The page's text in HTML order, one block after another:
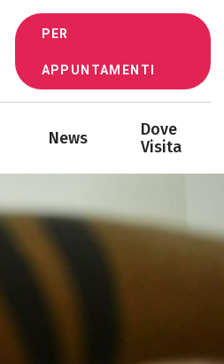
PER
APPUNTAMENTI
News
Dove
Visita